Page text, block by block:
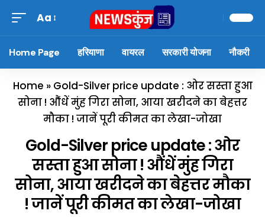
Aa
Home Page हरियाणा वायरल सरकारी योजना नौकरी
Home » Gold-Silver price update : ओर सस्ता हुआ
सोना ! औंधें मुंह गिरा सोना, आया खरीदने का बेहत्तर
मौका ! जानें पूरी कीमत का लेखा-जोखा
Gold-Silver price update : ओर
सस्ता हुआ सोना ! औंधें मुंह गिरा
सोना, आया खरीदने का बेहत्तर मौका
! जानें पूरी कीमत का लेखा-जोखा